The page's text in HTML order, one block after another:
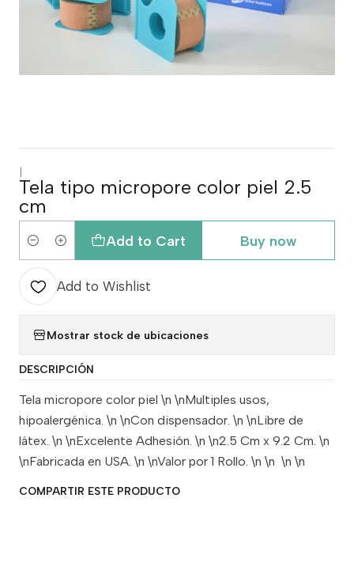
Tela tipo micropore color piel 2.5
cm
Quantity
Add to Cart Buy now
Add to Wishlist
Mostrar stock de ubicaciones
DESCRIPCIÓN
Tela micropore color piel \n \nMultiples usos,
hipoalergénica. \n \nCon dispensador. \n \nLibre de
látex. \n \nExcelente Adhesión. \n \n2.5 Cm x 9.2 Cm. \n
\nFabricada en USA. \n \nValor por 1 Rollo. \n \n \n \n
COMPARTIR ESTE PRODUCTO